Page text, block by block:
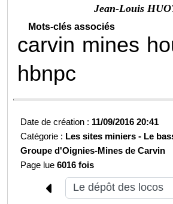
Jean-Louis
Mots-clés associés
carvin mines
hbnpc
Date de création : 11/09/2016 20:41
Catégorie : Les sites miniers - Le
Groupe d'Oignies-Mines de Carvin
Page lue6016 fois